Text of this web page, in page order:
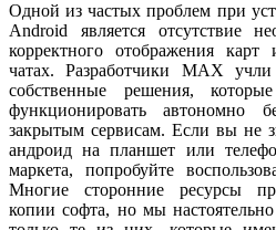
Одной из частых проблем при
Android является отсутствие
корректного отображения
чатах. Разработчики MAX
собственные решения,
функционировать автономно
закрытым сервисам. Если вы не
андроид на планшет или
маркета, попробуйте
Многие сторонние ресурсы
копии софта, но мы